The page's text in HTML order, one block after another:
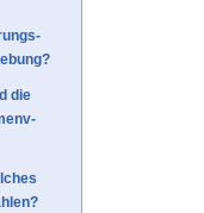
die